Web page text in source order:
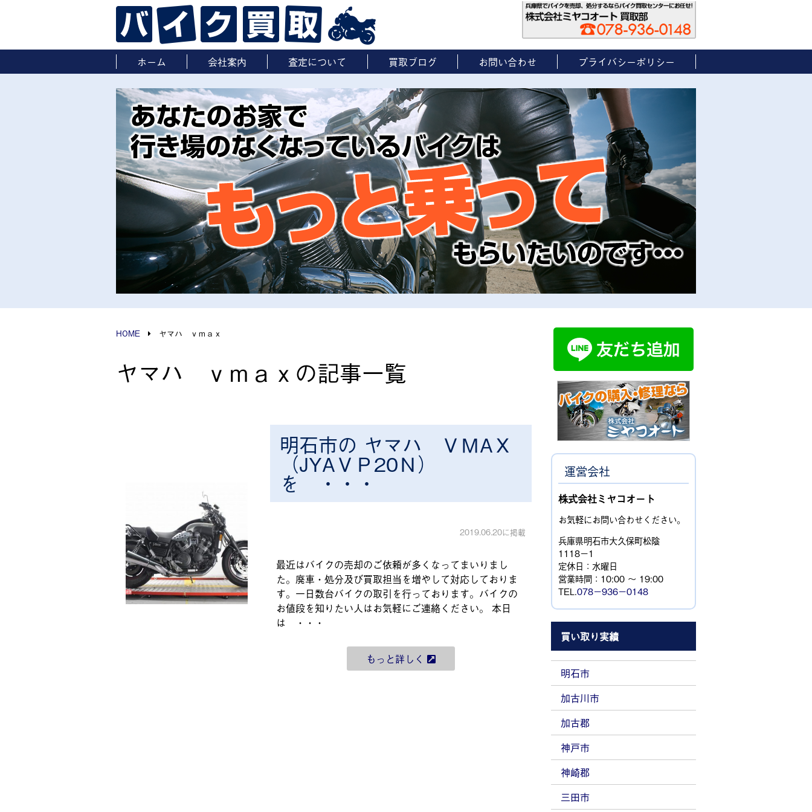
ホーム 会社案内 査定について 買取ブログ お問い合わせ プライバシーポリシー
HOME ヤマハ ｖｍａｘ
ヤマハ ｖｍａｘの記事一覧
明石市の ヤマハ ＶＭAＸ
（JYAＶＰ20Ｎ）
を ・・・
2019.06.20に掲載
最近はバイクの売却のご依頼が多くなってまいりまし
た。廃車・処分及び買取担当を増やして対応しておりま
す。一日数台バイクの取引を行っております。バイクの
お値段を知りたい人はお気軽にご連絡ください。 本日
は ・・・
もっと詳しく
運営会社
株式会社ミヤコオート
お気軽にお問い合わせください。
兵庫県明石市大久保町松陰
1118−1
定休日：水曜日
営業時間：10:00 ～ 19:00
TEL.078－936－0148
買い取り実績
明石市
加古川市
加古郡
神戸市
神崎郡
三田市